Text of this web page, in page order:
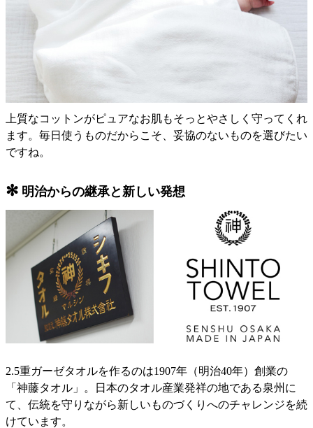
上質なコットンがピュアなお肌もそっとやさしく守ってくれ
ます。毎日使うものだからこそ、妥協のないものを選びたい
ですね。
✻ 明治からの継承と新しい発想
2.5重ガーゼタオルを作るのは1907年（明治40年）創業の
「神藤タオル」。日本のタオル産業発祥の地である泉州に
て、伝統を守りながら新しいものづくりへのチャレンジを続
けています。